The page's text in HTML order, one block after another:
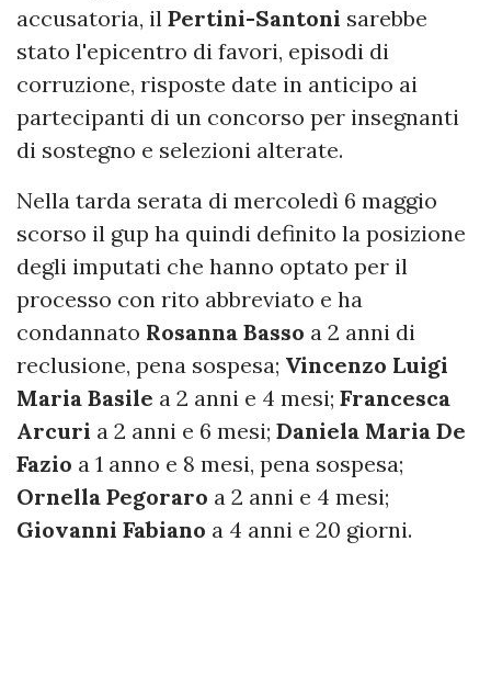
accusatoria, il Pertini-Santoni sarebbe
stato l'epicentro di favori, episodi di
corruzione, risposte date in anticipo ai
partecipanti di un concorso per insegnanti
di sostegno e selezioni alterate.
Nella tarda serata di mercoledì 6 maggio
scorso il gup ha quindi definito la posizione
degli imputati che hanno optato per il
processo con rito abbreviato e ha
condannato Rosanna Basso a 2 anni di
reclusione, pena sospesa; Vincenzo Luigi
Maria Basile a 2 anni e 4 mesi; Francesca
Arcuri a 2 anni e 6 mesi; Daniela Maria De
Fazio a 1 anno e 8 mesi, pena sospesa;
Ornella Pegoraro a 2 anni e 4 mesi;
Giovanni Fabiano a 4 anni e 20 giorni.